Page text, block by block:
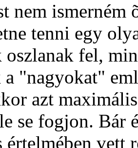
nem ismerném
tenni egy
oszlanak fel,
a "nagyokat"
azt
se fogjon. Bár
értelmében vett